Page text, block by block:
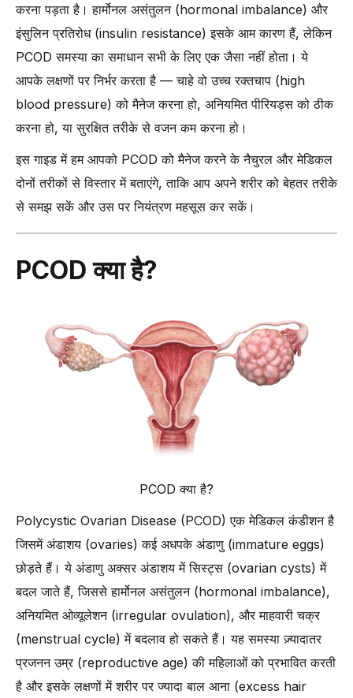
- 1. अनियमित माहवारी चक्र (Irregular Menstrual Cycles)
-2. अधिक बालों की वृद्धि (Excessive Hair Growth)
Losing Weight)
- 5. बालों का झड़ना या पतलापन (Hair Thinning or Hair Loss)
- 6. त्वचा पर काले पैच (Dark Patches on Skin)
-7. मूड स्विंग्स और थकान (Mood Swings and Fatigue)
-8. प्रजनन संबंधी समस्याएं (Fertility Issues)
क्या PCOD से हाई ब्लड प्रेशर और अन्य स्वास्थ्य समस्याएं हो सकती हैं?
1. संतुलित डाइट और पोषण (Balanced Diet and Nutrition)
2. नियमित शारीरिक गतिविधि (Regular Physical Activity)
3. तनाव प्रबंधन तकनीक (Stress Management Techniques)
4. पर्याप्त नींद की आदत (Adequate Sleep Routine)
5. हर्बल और आयुर्वेदिक उपाय (Herbal and Ayurvedic Remedies)
6. हेल्दी वज़न बनाए रखना (Maintaining a Healthy Weight)
8. जीवनशैली में निरंतरता बनाए रखना (Staying Consistent with
Lifestyle Changes)
PCOD के लिए कौन-कौन से मेडिकल ट्रीटमेंट्स उपलब्ध हैं?
1. हार्मोनल बर्थ कंट्रोल पिल्स (Hormonal Birth Control Pills)
-2. इंसुलिन-सेंसिटाइज़िंग मेडिकेशन (Insulin-Sensitizing Medications)
-3. ओव्यूलेशन इंडक्शन ड्रग्स (Ovulation Induction Drugs)
-4. एंटी-एंड्रोजेन मेडिकेशन (Anti-Androgen Medications)
-5. सर्जिकल ऑप्शन्स (जैसे Ovarian Drilling)
करना पड़ता है। हार्मोनल असंतुलन (hormonal imbalance) और
इंसुलिन प्रतिरोध (insulin resistance) इसके आम कारण हैं, लेकिन
PCOD समस्या का समाधान सभी के लिए एक जैसा नहीं होता। ये
आपके लक्षणों पर निर्भर करता है — चाहे वो उच्च रक्तचाप (high
blood pressure) को मैनेज करना हो, अनियमित पीरियड्स को ठीक
करना हो, या सुरक्षित तरीके से वजन कम करना हो।
इस गाइड में हम आपको PCOD को मैनेज करने के नैचुरल और मेडिकल
दोनों तरीकों से विस्तार में बताएंगे, ताकि आप अपने शरीर को बेहतर तरीके
से समझ सकें और उस पर नियंत्रण महसूस कर सकें।
PCOD क्या है?
PCOD क्या है?
Polycystic Ovarian Disease (PCOD) एक मेडिकल कंडीशन है
जिसमें अंडाशय (ovaries) कई अधपके अंडाणु (immature eggs)
छोड़ते हैं। ये अंडाणु अक्सर अंडाशय में सिस्ट्स (ovarian cysts) में
बदल जाते हैं, जिससे हार्मोनल असंतुलन (hormonal imbalance),
अनियमित ओव्यूलेशन (irregular ovulation), और माहवारी चक्र
(menstrual cycle) में बदलाव हो सकते हैं। यह समस्या ज़्यादातर
प्रजनन उम्र (reproductive age) की महिलाओं को प्रभावित करती
है और इसके लक्षणों में शरीर पर ज्यादा बाल आना (excess hair